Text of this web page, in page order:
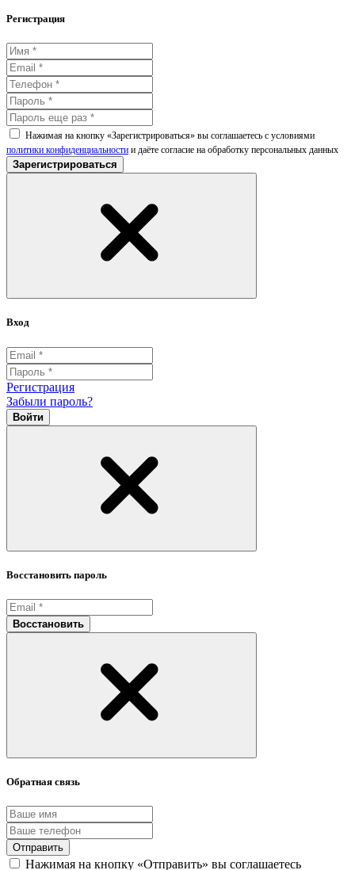
Регистрация
Нажимая на кнопку «Зарегистрироваться» вы соглашаетесь с условиями
политики конфиденциальности и даёте согласие на обработку персональных данных
Зарегистрироваться
Вход
Регистрация
Забыли пароль?
Войти
Восстановить пароль
Восстановить
Обратная связь
Отправить
Нажимая на кнопку «Отправить» вы соглашаетесь